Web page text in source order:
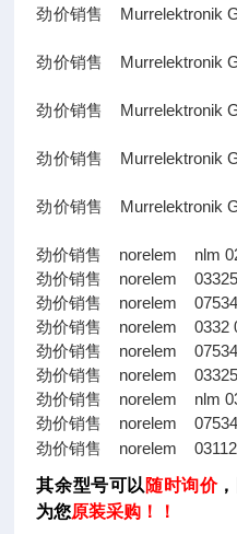
劲价销售 Murrelektronik
劲价销售 Murrelektronik
劲价销售 Murrelektronik
劲价销售 Murrelektronik
劲价销售 Murrelektronik
劲价销售 norelem nlm
劲价销售 norelem
劲价销售 norelem
劲价销售 norelem 0332
劲价销售 norelem
劲价销售 norelem
劲价销售 norelem nlm
劲价销售 norelem
劲价销售 norelem
其余型号可以 随时询价
为您原装采购！！